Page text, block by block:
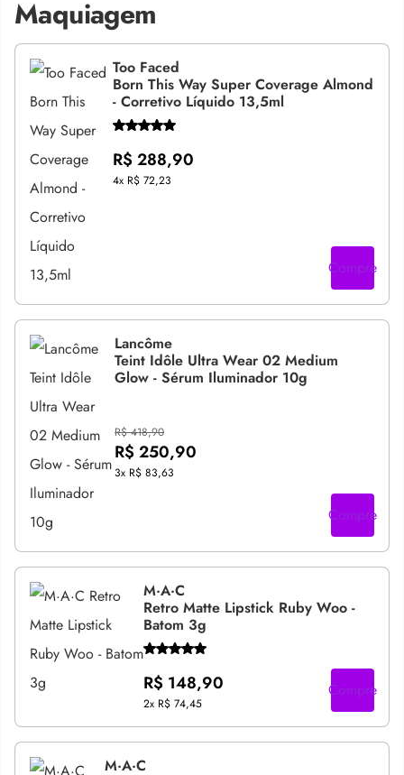
Maquiagem
Too Faced
Born This Way Super Coverage Almond
- Corretivo Líquido 13,5ml
R$ 288,90
4x R$ 72,23
Compre
Lancôme
Teint Idôle Ultra Wear 02 Medium
Glow - Sérum Iluminador 10g
R$ 418,90
R$ 250,90
3x R$ 83,63
Compre
M·A·C
Retro Matte Lipstick Ruby Woo -
Batom 3g
R$ 148,90
2x R$ 74,45
Compre
M·A·C